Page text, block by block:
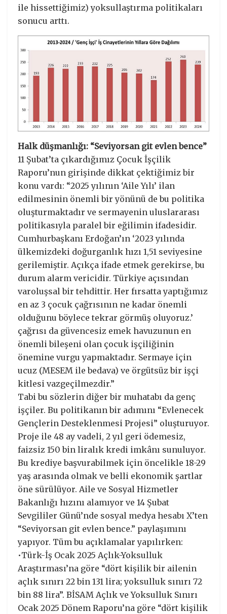
ile hissettiğimiz) yoksullaştırma politikaları
sonucu arttı.
Halk düşmanlığı: “Seviyorsan git evlen bence”
11 Şubat’ta çıkardığımız Çocuk İşçilik
Raporu’nun girişinde dikkat çektiğimiz bir
konu vardı: “2025 yılının ‘Aile Yılı’ ilan
edilmesinin önemli bir yönünü de bu politika
oluşturmaktadır ve sermayenin uluslararası
politikasıyla paralel bir eğilimin ifadesidir.
Cumhurbaşkanı Erdoğan’ın ‘2023 yılında
ülkemizdeki doğurganlık hızı 1,51 seviyesine
gerilemiştir. Açıkça ifade etmek gerekirse, bu
durum alarm vericidir. Türkiye açısından
varoluşsal bir tehdittir. Her fırsatta yaptığımız
en az 3 çocuk çağrısının ne kadar önemli
olduğunu böylece tekrar görmüş oluyoruz.’
çağrısı da güvencesiz emek havuzunun en
önemli bileşeni olan çocuk işçiliğinin
önemine vurgu yapmaktadır. Sermaye için
ucuz (MESEM ile bedava) ve örgütsüz bir işçi
kitlesi vazgeçilmezdir.”
Tabi bu sözlerin diğer bir muhatabı da genç
işçiler. Bu politikanın bir adımını “Evlenecek
Gençlerin Desteklenmesi Projesi” oluşturuyor.
Proje ile 48 ay vadeli, 2 yıl geri ödemesiz,
faizsiz 150 bin liralık kredi imkânı sunuluyor.
Bu krediye başvurabilmek için öncelikle 18-29
yaş arasında olmak ve belli ekonomik şartlar
öne sürülüyor. Aile ve Sosyal Hizmetler
Bakanlığı hızını alamıyor ve 14 Şubat
Sevgililer Günü’nde sosyal medya hesabı X’ten
“Seviyorsan git evlen bence.” paylaşımını
yapıyor. Tüm bu açıklamalar yapılırken:
•Türk-İş Ocak 2025 Açlık-Yoksulluk
Araştırması’na göre “dört kişilik bir ailenin
açlık sınırı 22 bin 131 lira; yoksulluk sınırı 72
bin 88 lira”. BİSAM Açlık ve Yoksulluk Sınırı
Ocak 2025 Dönem Raporu’na göre “dört kişilik